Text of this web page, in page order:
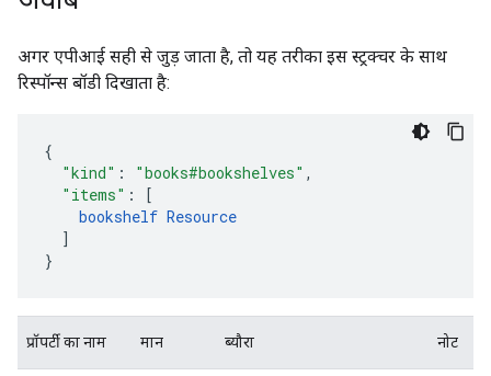
अगर एपीआई सही से जुड़ जाता है, तो यह तरीका इस स्ट्रक्चर के साथ
रिस्पॉन्स बॉडी दिखाता है:
{
"kind" : "books#bookshelves" ,
"items" :
[
bookshelf Resource
]
}
प्रॉपर्टी का नाम मान ब्यौरा नोट